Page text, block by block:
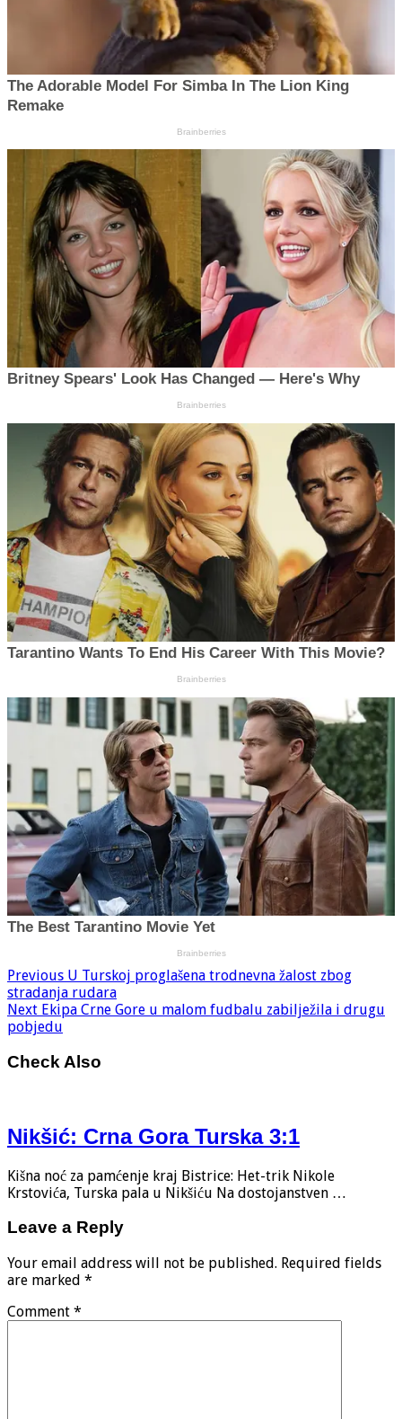
Previous U Turskoj proglašena trodnevna žalost zbog
stradanja rudara
Next Ekipa Crne Gore u malom fudbalu zabilježila i drugu
pobjedu
Check Also
Nikšić: Crna Gora Turska 3:1
Kišna noć za pamćenje kraj Bistrice: Het-trik Nikole
Krstovića, Turska pala u Nikšiću Na dostojanstven …
Leave a Reply
Your email address will not be published. Required fields
are marked *
Comment *